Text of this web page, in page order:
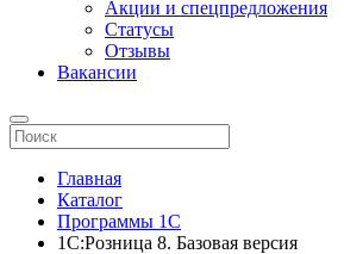
Акции и спецпредложения
Статусы
Отзывы
Вакансии
Главная
Каталог
Программы 1С
1С:Розница 8. Базовая версия